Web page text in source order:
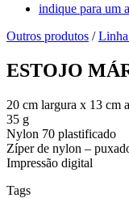
indique para um
Outros produtos /
ESTOJO
20 cm largura x 13 cm
35 g
Nylon 70 plastificado
Zíper de nylon –
Impressão digital
Tags